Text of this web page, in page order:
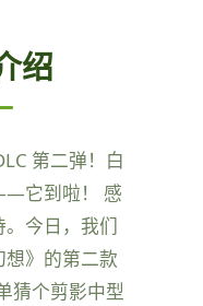
绍
第二弹！白
它到啦！ 感
今日，我们
》的第二款
猜个剪影中型